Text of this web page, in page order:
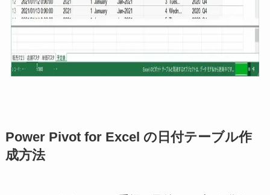
Power Pivot for Excel の日付テーブル作
成方法